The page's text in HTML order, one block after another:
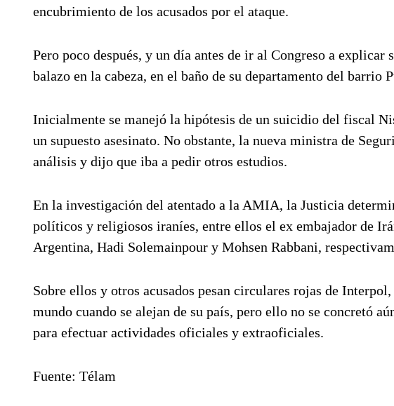
encubrimiento de los acusados por el ataque.
Pero poco después, y un día antes de ir al Congreso a
balazo en la cabeza, en el baño de su departamento del barrio
Inicialmente se manejó la hipótesis de un suicidio del fiscal
un supuesto asesinato. No obstante, la nueva ministra de
análisis y dijo que iba a pedir otros estudios.
En la investigación del atentado a la AMIA, la Justicia
políticos y religiosos iraníes, entre ellos el ex embajador de
Argentina, Hadi Solemainpour y Mohsen Rabbani,
Sobre ellos y otros acusados pesan circulares rojas de
mundo cuando se alejan de su país, pero ello no se concretó
para efectuar actividades oficiales y extraoficiales.
Fuente: Télam